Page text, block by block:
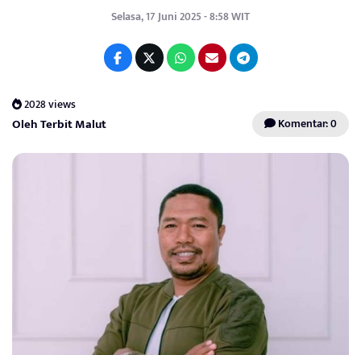
Selasa, 17 Juni 2025 - 8:58 WIT
2028 views
Oleh Terbit Malut Komentar: 0